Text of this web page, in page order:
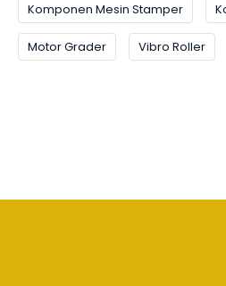
Komponen Mesin Stamper
Motor Grader Vibro Roller